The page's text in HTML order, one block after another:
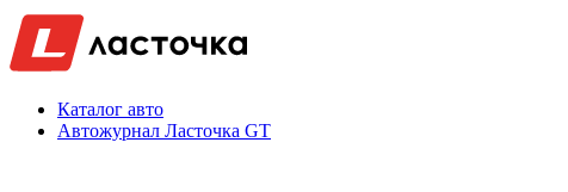
Каталог авто
Автожурнал Ласточка GT